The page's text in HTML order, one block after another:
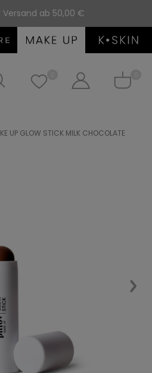
Versand ab 50,00 €
UP GLOW STICK MILK CHOCOLATE